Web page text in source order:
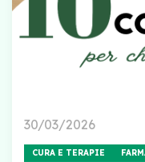
30/03/2026
CURA E TERAPIE